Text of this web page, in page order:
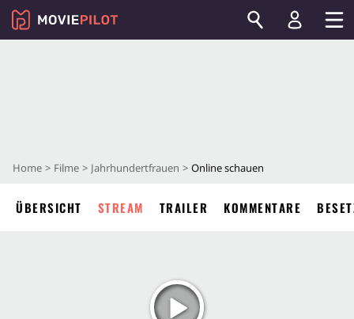
Home Filme Jahrhundertfrauen Online schauen
ÜBERSICHT STREAM TRAILER KOMMENTARE